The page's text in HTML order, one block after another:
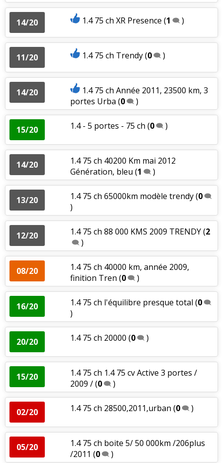
14/20 1.4 75 ch XR Presence (1 )
11/20 1.4 75 ch Trendy(0 )
14/20
1.4 75 ch Année 2011, 23500 km, 3
portes Urba (0 )
15/20 1.4 - 5 portes - 75 ch (0 )
14/20
1.4 75 ch 40200 Km mai 2012
Génération, bleu (1 )
13/20 1.4 75 ch 65000km modèle trendy(0
)
12/20 1.4 75 ch 88 000 KMS 2009 TRENDY(2
)
08/20
1.4 75 ch 40000 km, année 2009,
finition Tren (0 )
16/20 1.4 75 ch l'équilibre presque total (0
)
20/20 1.4 75 ch 20000 (0 )
15/20
1.4 75 ch 1.4 75 cv Active 3 portes /
2009 /(0 )
02/20 1.4 75 ch 28500,2011,urban (0 )
05/20
1.4 75 ch boite 5/ 50 000km /206plus
/2011 (0 )